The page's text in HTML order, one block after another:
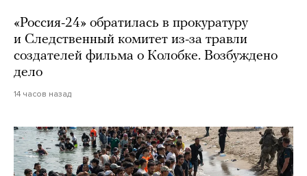
«Россия-24» обратилась в прокуратуру
и Следственный комитет из-за травли
создателей фильма о Колобке. Возбуждено
дело
14 часов назад